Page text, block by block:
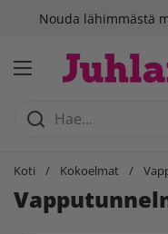
Siirry sisältöön
Nouda lähimmästä
Avaa valikko
Koti / Kokoelmat /